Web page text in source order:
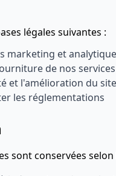
légales suivantes :
marketing et
de nos services
et l'amélioration du site
les réglementations
sont conservées